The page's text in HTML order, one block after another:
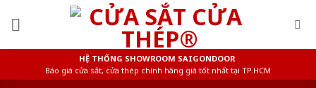
HỆ THỐNG SHOWROOM SAIGONDOOR
Báo giá cửa sắt, cửa thép chính hãng giá tốt nhất tại TP.HCM